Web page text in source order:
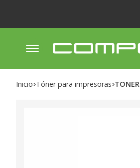
Inicio tóner para impresoras